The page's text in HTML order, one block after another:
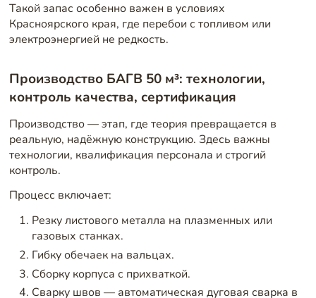
Такой запас особенно важен в условиях
Красноярского края, где перебои с топливом или
электроэнергией не редкость.
Производство БАГВ 50 м³: технологии,
контроль качества, сертификация
Производство — этап, где теория превращается в
реальную, надёжную конструкцию. Здесь важны
технологии, квалификация персонала и строгий
контроль.
Процесс включает:
Резку листового металла на плазменных или
газовых станках.
Гибку обечаек на вальцах.
Сборку корпуса с прихваткой.
Сварку швов — автоматическая дуговая сварка в